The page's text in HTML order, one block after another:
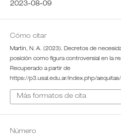
2023-08-09
Cómo citar
Martín, N. A. (2023). Decretos de
posición como figura controversial en la
Recuperado a partir de
https://p3.usal.edu.ar/index.php/
Más formatos de cita
Número